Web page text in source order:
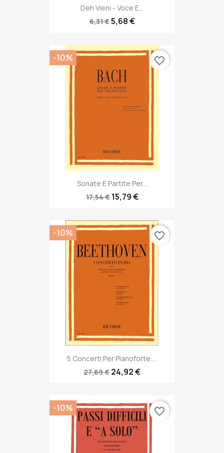
Deh Vieni - Voce E...
6,31 €5,68 €
Sonate E Partite Per...
17,54 € 15,79 €
-10% favorite_border
5 Concerti Per Pianoforte:...
27,69 € 24,92 €
-10% favorite_border
-10% favorite_border